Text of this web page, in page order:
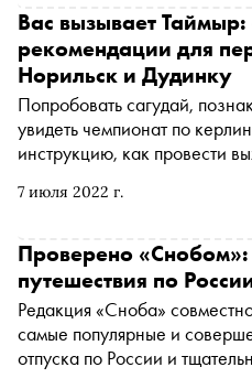
7 июля 2022 г.
Вас вызывает Таймыр:
рекомендации для
Норильск и Дудинку
Попробовать сагудай,
увидеть чемпионат по
инструкцию, как провести
Проверено
путешествия по
Редакция «Сноба»
самые популярные и
отпуска по России и